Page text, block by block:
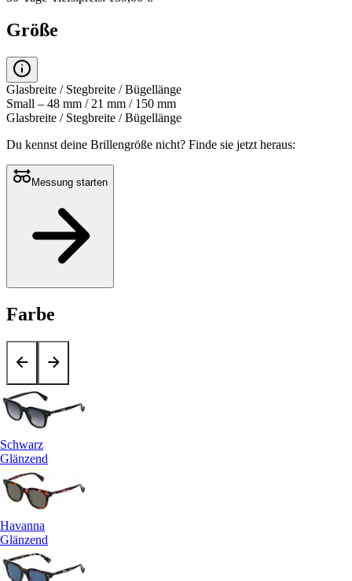
Größe
Glasbreite / Stegbreite / Bügellänge
Small – 48 mm / 21 mm / 150 mm
Glasbreite / Stegbreite / Bügellänge
Du kennst deine Brillengröße nicht? Finde sie jetzt heraus:
Messung starten
Farbe
Schwarz
Glänzend
Havanna
Glänzend